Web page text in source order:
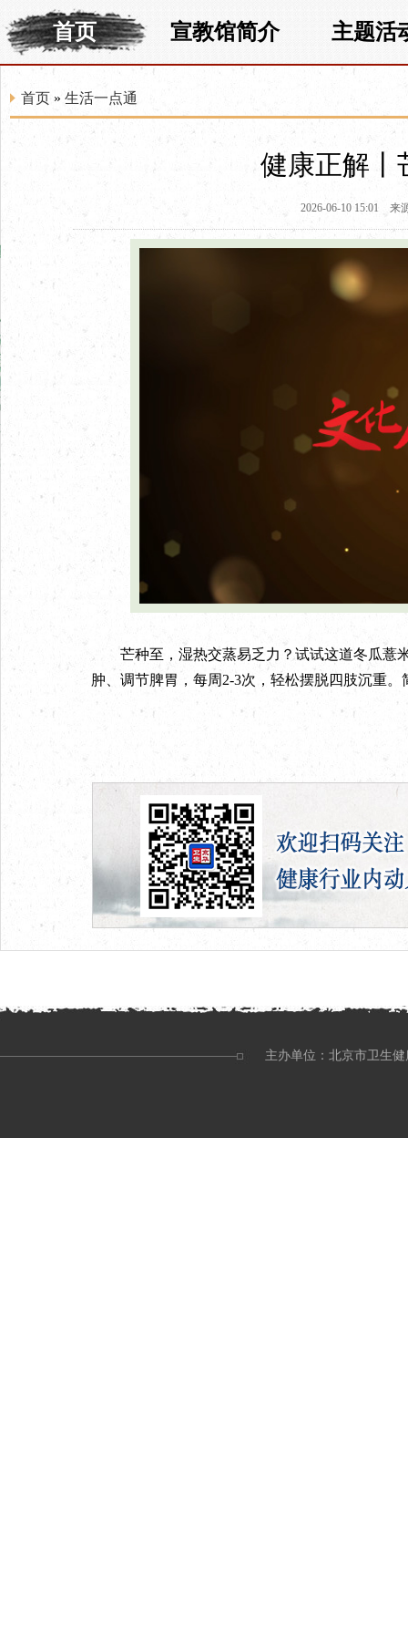
首页 宣教馆简介 主题活
首页 » 生活一点通
健康正解丨
2026-06-10 15:01 来
芒种至，湿热交蒸易乏力？试试这道冬瓜薏
肿、调节脾胃，每周2-3次，轻松摆脱四肢沉重
主办单位：北京市卫生